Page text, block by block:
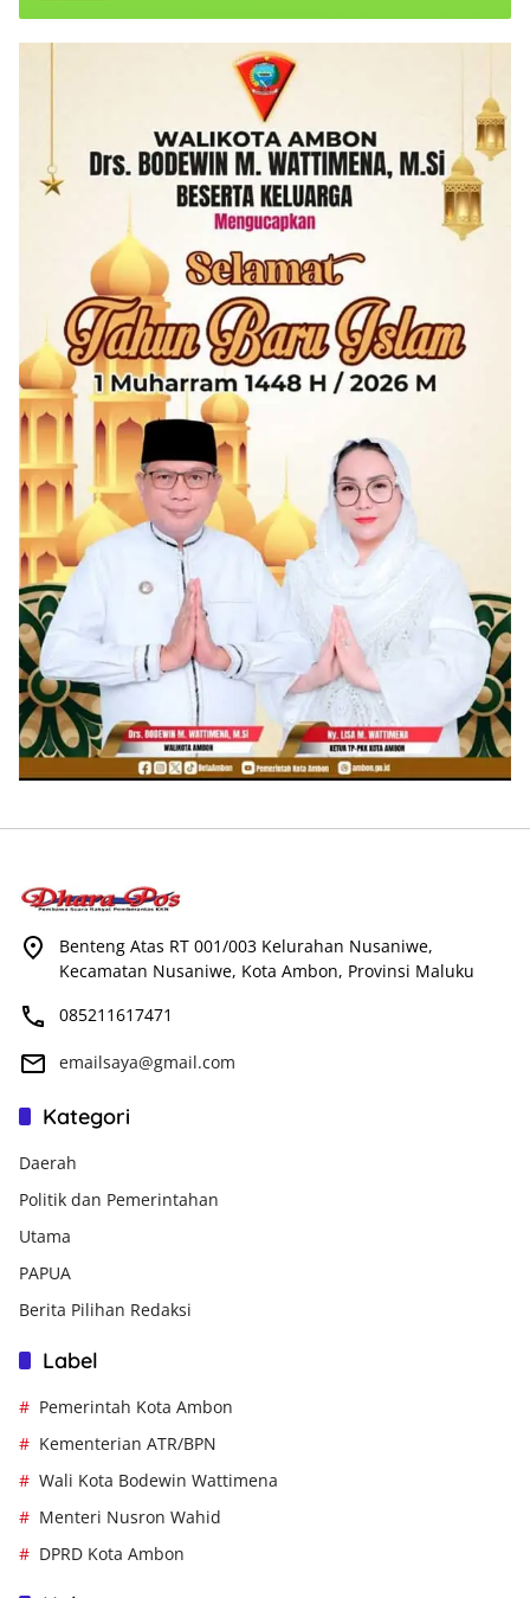
Benteng Atas RT 001/003 Kelurahan Nusaniwe,
Kecamatan Nusaniwe, Kota Ambon, Provinsi Maluku
085211617471
emailsaya@gmail.com
Kategori
Daerah
Politik dan Pemerintahan
Utama
PAPUA
Berita Pilihan Redaksi
Label
Pemerintah Kota Ambon
Kementerian ATR/BPN
Wali Kota Bodewin Wattimena
Menteri Nusron Wahid
DPRD Kota Ambon